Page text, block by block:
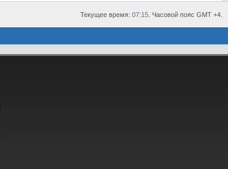
Текущее время: 07:15 . Часовой пояс GMT +4.